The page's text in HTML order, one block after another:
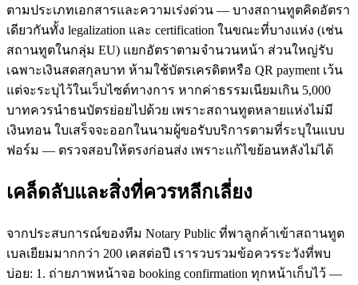
ตามประเภทเอกสารและความเร่งด่วน — บางสถานทูตคิดอัตรา
เดียวกันทั้ง legalization และ certification ในขณะที่บางแห่ง (เช่น
สถานทูตในกลุ่ม EU) แยกอัตราตามจำนวนหน้า ส่วนใหญ่รับ
เฉพาะเงินสดสกุลบาท ห้ามใช้บัตรเครดิตหรือ QR payment เว้น
แต่จะระบุไว้ในเว็บไซต์ทางการ หากค่าธรรมเนียมเกิน 5,000
บาทควรนำธนบัตรย่อยไปด้วย เพราะสถานทูตหลายแห่งไม่มี
เงินทอน ใบเสร็จจะออกในนามผู้ขอรับบริการตามที่ระบุในแบบ
ฟอร์ม — ตรวจสอบให้ตรงก่อนส่ง เพราะแก้ไขย้อนหลังไม่ได้
เคล็ดลับและสิ่งที่ควรหลีกเลี่ยง
จากประสบการณ์ของทีม Notary Public ที่พาลูกค้าเข้าสถานทูต
เบลเยียมมากกว่า 200 เคสต่อปี เรารวบรวมข้อควรระวังที่พบ
บ่อย: 1. ถ่ายภาพหน้าจอ booking confirmation ทุกหน้าเก็บไว้ —